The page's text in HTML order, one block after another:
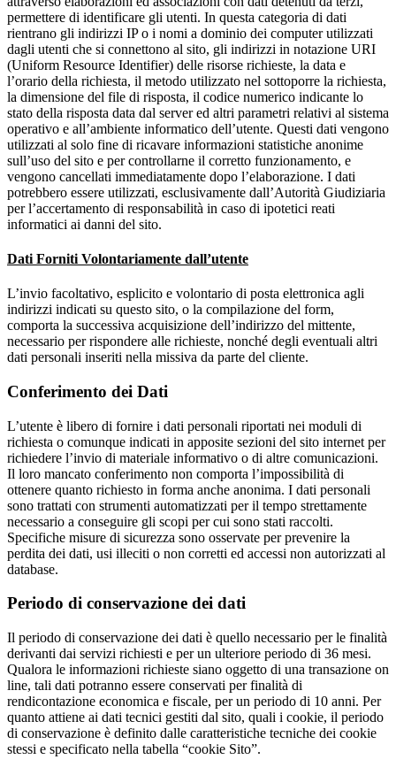
permettere di identificare gli utenti. In questa categoria di dati
rientrano gli indirizzi IP o i nomi a dominio dei computer utilizzati
dagli utenti che si connettono al sito, gli indirizzi in notazione URI
(Uniform Resource Identifier) delle risorse richieste, la data e
l’orario della richiesta, il metodo utilizzato nel sottoporre la richiesta,
la dimensione del file di risposta, il codice numerico indicante lo
stato della risposta data dal server ed altri parametri relativi al sistema
operativo e all’ambiente informatico dell’utente. Questi dati vengono
utilizzati al solo fine di ricavare informazioni statistiche anonime
sull’uso del sito e per controllarne il corretto funzionamento, e
vengono cancellati immediatamente dopo l’elaborazione. I dati
potrebbero essere utilizzati, esclusivamente dall’Autorità Giudiziaria
per l’accertamento di responsabilità in caso di ipotetici reati
informatici ai danni del sito.
Dati Forniti Volontariamente dall’utente
L’invio facoltativo, esplicito e volontario di posta elettronica agli
indirizzi indicati su questo sito, o la compilazione del form,
comporta la successiva acquisizione dell’indirizzo del mittente,
necessario per rispondere alle richieste, nonché degli eventuali altri
dati personali inseriti nella missiva da parte del cliente.
Conferimento dei Dati
L’utente è libero di fornire i dati personali riportati nei moduli di
richiesta o comunque indicati in apposite sezioni del sito internet per
richiedere l’invio di materiale informativo o di altre comunicazioni.
Il loro mancato conferimento non comporta l’impossibilità di
ottenere quanto richiesto in forma anche anonima. I dati personali
sono trattati con strumenti automatizzati per il tempo strettamente
necessario a conseguire gli scopi per cui sono stati raccolti.
Specifiche misure di sicurezza sono osservate per prevenire la
perdita dei dati, usi illeciti o non corretti ed accessi non autorizzati al
database.
Periodo di conservazione dei dati
Il periodo di conservazione dei dati è quello necessario per le finalità
derivanti dai servizi richiesti e per un ulteriore periodo di 36 mesi.
Qualora le informazioni richieste siano oggetto di una transazione on
line, tali dati potranno essere conservati per finalità di
rendicontazione economica e fiscale, per un periodo di 10 anni. Per
quanto attiene ai dati tecnici gestiti dal sito, quali i cookie, il periodo
di conservazione è definito dalle caratteristiche tecniche dei cookie
stessi e specificato nella tabella “cookie Sito”.